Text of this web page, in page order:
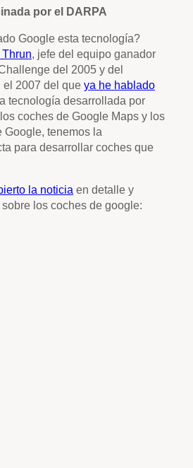
por el DARPA
Google esta tecnología?
, jefe del equipo ganador
del 2005 y del
el 2007 del que ya he hablado
tecnología desarrollada por
coches de Google Maps y los
Google, tenemos la
para desarrollar coches que
la noticia en detalle y
los coches de google: